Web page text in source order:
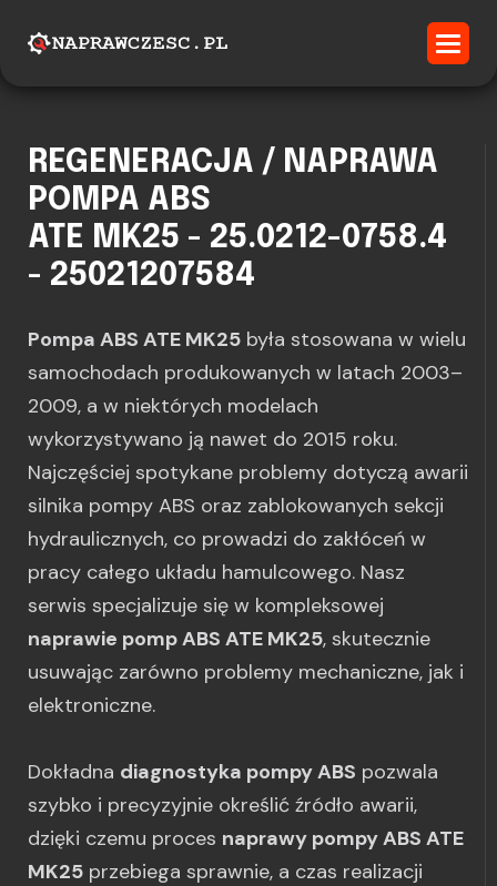
REGENERACJA / NAPRAWA
POMPA ABS
ATE MK25 - 25.0212-0758.4
- 25021207584
Pompa ABS ATE MK25 była stosowana w wielu
samochodach produkowanych w latach 2003–
2009, a w niektórych modelach
wykorzystywano ją nawet do 2015 roku.
Najczęściej spotykane problemy dotyczą awarii
silnika pompy ABS oraz zablokowanych sekcji
hydraulicznych, co prowadzi do zakłóceń w
pracy całego układu hamulcowego. Nasz
serwis specjalizuje się w kompleksowej
naprawie pomp ABS ATE MK25, skutecznie
usuwając zarówno problemy mechaniczne, jak i
elektroniczne.
Dokładna diagnostyka pompy ABS pozwala
szybko i precyzyjnie określić źródło awarii,
dzięki czemu proces naprawy pompy ABS ATE
MK25 przebiega sprawnie, a czas realizacji